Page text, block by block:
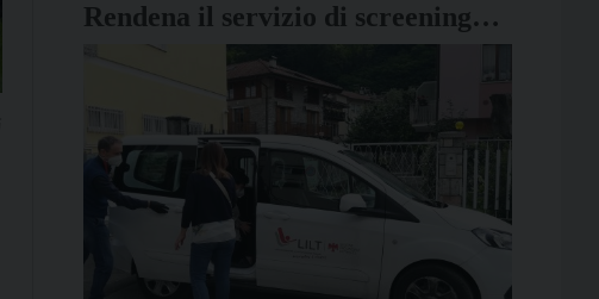
Rendena il servizio di screening
mammografico Lilt